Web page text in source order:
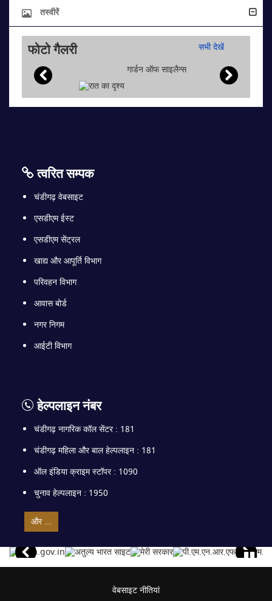
तस्वीरें
फोटो गैलरी
सभी देखें
गार्डन ऑफ साइलैन्स
त्वरित सम्पक
चंडीगढ़ वेबसाइट
एसडीएम ईस्ट
एसडीएम सेंट्रल
खाद्य और आपूर्ति विभाग
परिवहन विभाग
आवास बोर्ड
नगर निगम
आईटी विभाग
हेल्पलाइन नंबर
चंडीगढ़ नागरिक कॉल सेंटर : 181
चंडीगढ़ महिला और बाल हेल्पलाइन : 181
ऑल इंडिया क्राइम स्टॉपर : 1090
चुनाव हेल्पलाइन : 1950
और ...
वेबसाइट नीतियां